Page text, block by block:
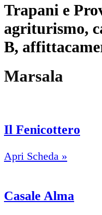
Trapani e
agriturismo,
B,
Marsala
Il Fenicottero
Apri Scheda »
Casale Alma